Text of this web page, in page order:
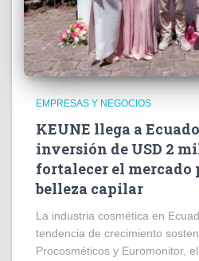
EMPRESAS Y NEGOCIOS
KEUNE llega a
inversión de USD 2
fortalecer el mercado
belleza capilar
La industria cosmética en
tendencia de crecimiento
Procosméticos y Euromonitor,